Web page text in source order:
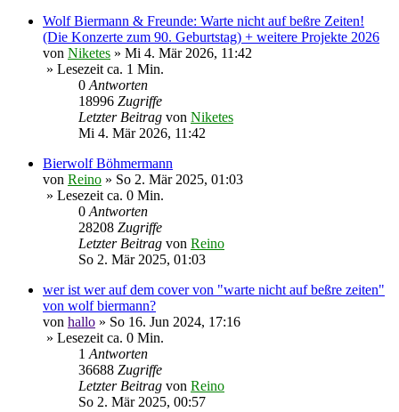
Wolf Biermann & Freunde: Warte nicht auf beßre Zeiten!
(Die Konzerte zum 90. Geburtstag) + weitere Projekte 2026
von Niketes » Mi 4. Mär 2026, 11:42
» Lesezeit ca. 1 Min.
0Antworten
18996 Zugriffe
Letzter Beitrag von Niketes
Mi 4. Mär 2026, 11:42
Bierwolf Böhmermann
von Reino » So 2. Mär 2025, 01:03
» Lesezeit ca. 0 Min.
0Antworten
28208 Zugriffe
Letzter Beitrag von Reino
So 2. Mär 2025, 01:03
wer ist wer auf dem cover von "warte nicht auf beßre zeiten"
von wolf biermann?
von hallo » So 16. Jun 2024, 17:16
» Lesezeit ca. 0 Min.
1Antworten
36688 Zugriffe
Letzter Beitrag von Reino
So 2. Mär 2025, 00:57